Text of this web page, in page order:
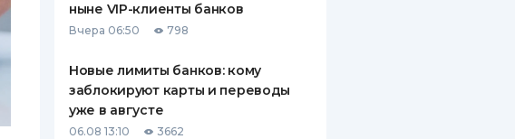
ныне VIP-клиенты банков
Вчера 06:50 798
Новые лимиты банков: кому
заблокируют карты и переводы
уже в августе
06.08 13:10 3662